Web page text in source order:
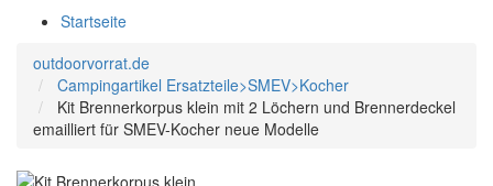
Startseite
outdoorvorrat.de
Campingartikel Ersatzteile>SMEV>Kocher
Kit Brennerkorpus klein mit 2 Löchern und Brennerdeckel
emailliert für SMEV-Kocher neue Modelle